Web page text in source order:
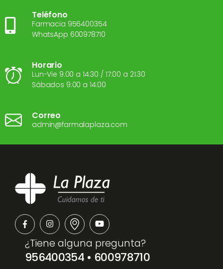
Teléfono
Farmacia 956400354
WhatsApp 600978710
Horario
Lun-Vie 9:00 a 14:30 / 17:00 a 21:30
Sábados 9:00 a 14:00
Correo
admin@farmalaplaza.com
¿Tiene alguna pregunta?
956400354 • 600978710